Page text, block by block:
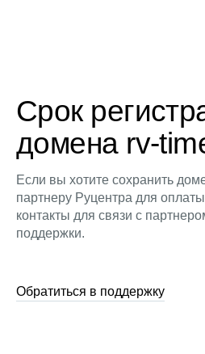
Срок
домена rv-
Если вы хотите сохранить
партнеру Руцентра для
контакты для связи с
поддержки.
Обратиться в поддержку